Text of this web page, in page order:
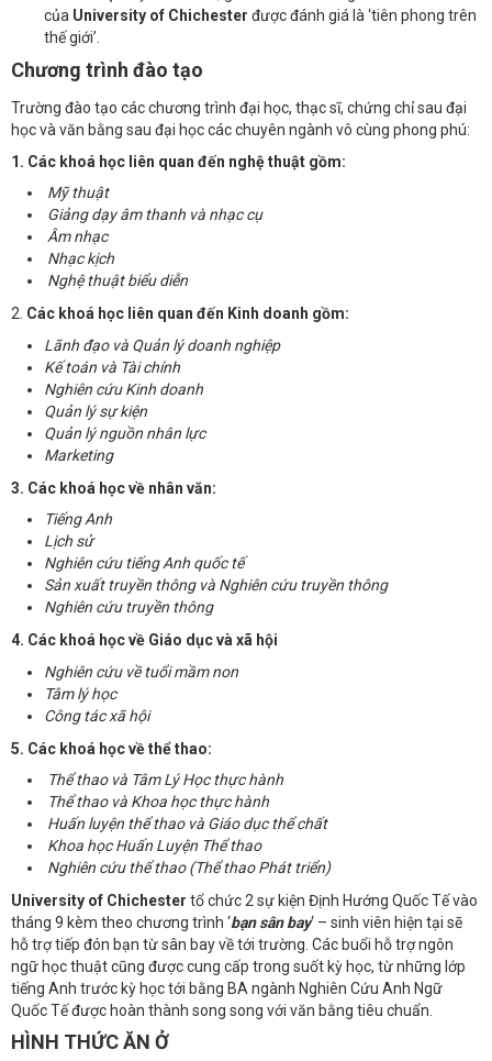
của University of Chichester được đánh giá là ‘tiên phong trên
thế giới’.
Chương trình đào tạo
Trường đào tạo các chương trình đại học, thạc sĩ, chứng chỉ sau đại
học và văn bằng sau đại học các chuyên ngành vô cùng phong phú:
1. Các khoá học liên quan đến nghệ thuật gồm:
Mỹ thuật
Giảng dạy âm thanh và nhạc cụ
Âm nhạc
Nhạc kịch
Nghệ thuật biểu diễn
2. Các khoá học liên quan đến Kinh doanh gồm:
Lãnh đạo và Quản lý doanh nghiệp
Kế toán và Tài chính
Nghiên cứu Kinh doanh
Quản lý sự kiện
Quản lý nguồn nhân lực
Marketing
3. Các khoá học về nhân văn:
Tiếng Anh
Lịch sử
Nghiên cứu tiếng Anh quốc tế
Sản xuất truyền thông và Nghiên cứu truyền thông
Nghiên cứu truyền thông
4. Các khoá học về Giáo dục và xã hội
Nghiên cứu về tuổi mầm non
Tâm lý học
Công tác xã hội
5. Các khoá học về thể thao:
Thể thao và Tâm Lý Học thực hành
Thể thao và Khoa học thực hành
Huấn luyện thể thao và Giáo dục thể chất
Khoa học Huấn Luyện Thể thao
Nghiên cứu thể thao (Thể thao Phát triển)
University of Chichester tổ chức 2 sự kiện Định Hướng Quốc Tế vào
tháng 9 kèm theo chương trình ‘bạn sân bay‘ – sinh viên hiện tại sẽ
hỗ trợ tiếp đón bạn từ sân bay về tới trường. Các buổi hỗ trợ ngôn
ngữ học thuật cũng được cung cấp trong suốt kỳ học, từ những lớp
tiếng Anh trước kỳ học tới bằng BA ngành Nghiên Cứu Anh Ngữ
Quốc Tế được hoàn thành song song với văn bằng tiêu chuẩn.
HÌNH THỨC ĂN Ở